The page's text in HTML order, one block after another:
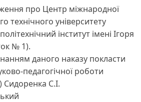
про Центр міжнародної
технічного університету
інститут імені Ігоря
№ 1).
даного наказу покласти
педагогічної роботи
Сидоренка С.І.